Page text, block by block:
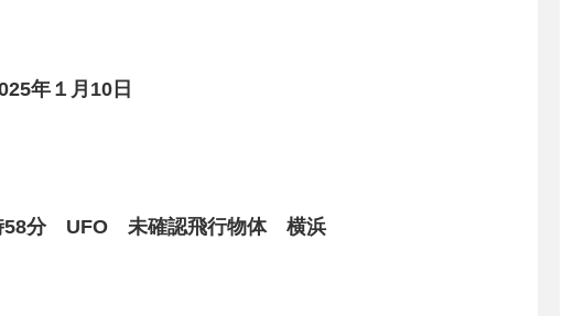
年１月10日
58分 UFO 未確認飛行物体 横浜